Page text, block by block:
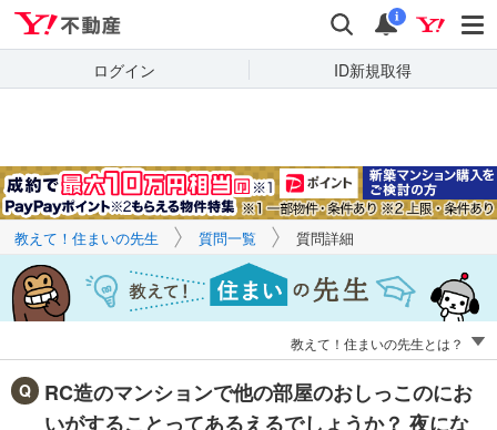
検索 通知
i
ログイン ID新規取得
キーワードで
質問を探す
教えて！住まいの先生 質問一覧 質問詳細
教えて！住まいの先生とは？
RC造のマンションで他の部屋のおしっこのにお
いがすることってあるえるでしょうか？ 夜にな